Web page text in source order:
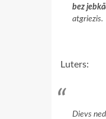
bez
atgriezis.
Luters:
Dievs